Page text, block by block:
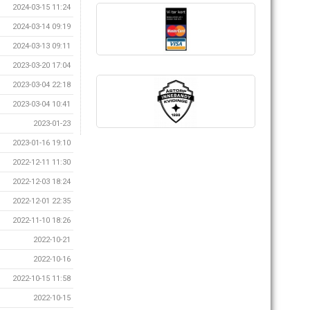
2024-03-15 11:24
2024-03-14 09:19
2024-03-13 09:11
2023-03-20 17:04
2023-03-04 22:18
2023-03-04 10:41
2023-01-23
2023-01-16 19:10
2022-12-11 11:30
2022-12-03 18:24
2022-12-01 22:35
2022-11-10 18:26
2022-10-21
2022-10-16
2022-10-15 11:58
2022-10-15